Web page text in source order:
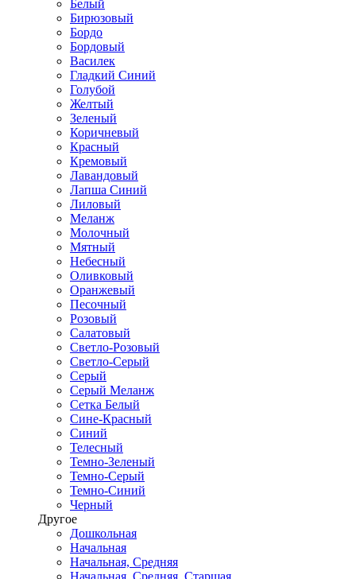
Белый
Бирюзовый
Бордо
Бордовый
Василек
Гладкий Синий
Голубой
Желтый
Зеленый
Коричневый
Красный
Кремовый
Лавандовый
Лапша Синий
Лиловый
Меланж
Молочный
Мятный
Небесный
Оливковый
Оранжевый
Песочный
Розовый
Салатовый
Светло-Розовый
Светло-Серый
Серый
Серый Меланж
Сетка Белый
Сине-Красный
Синий
Телесный
Темно-Зеленый
Темно-Серый
Темно-Синий
Черный
Другое
Дошкольная
Начальная
Начальная, Средняя
Начальная, Средняя, Старшая